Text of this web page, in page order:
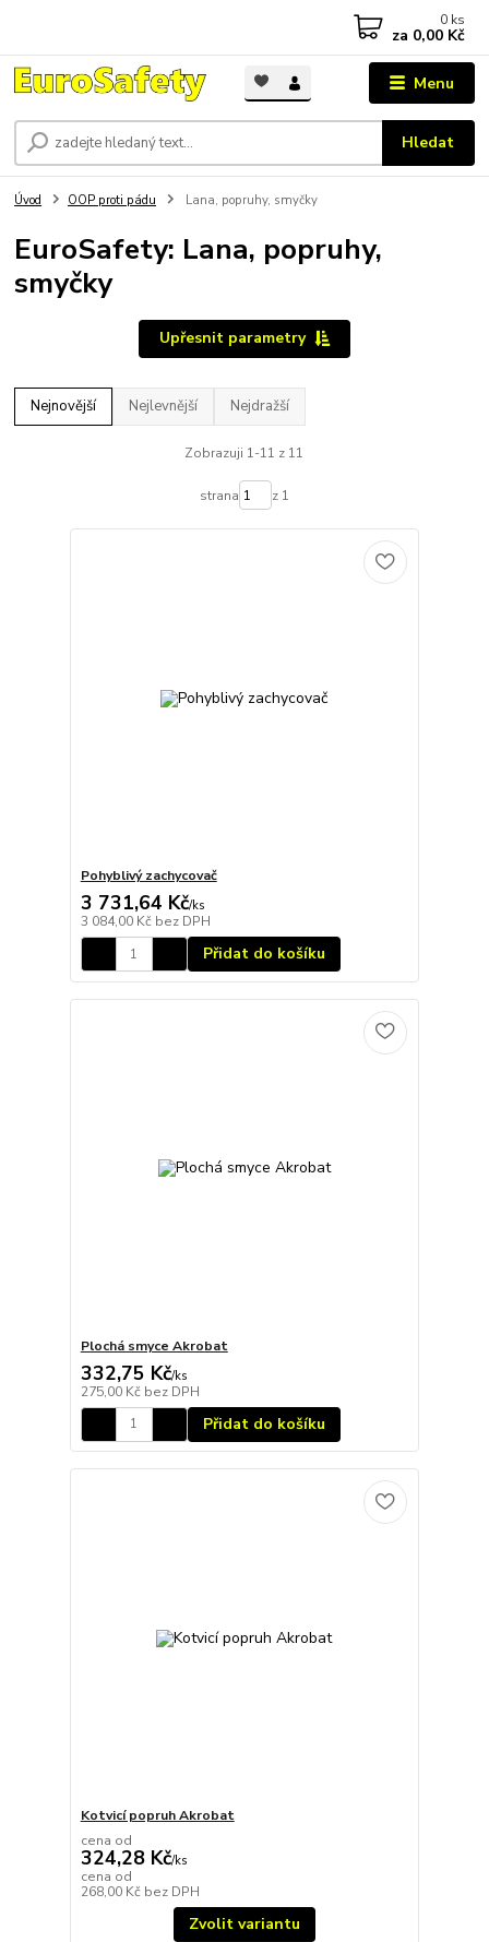
Menu
Hledat
0 ks
za 0,00 Kč
Úvod OOP proti pádu Lana, popruhy, smyčky
EuroSafety: Lana, popruhy,
smyčky
Upřesnit parametry
Nejnovější Nejlevnější Nejdražší
Zobrazuji 1-11 z 11
strana z 1
Pohyblivý zachycovač
3 731,64 Kč/ks
3 084,00 Kč bez DPH
Přidat do košíku
Plochá smyce Akrobat
332,75 Kč/ks
275,00 Kč bez DPH
Přidat do košíku
Kotvicí popruh Akrobat
cena od
324,28 Kč/ks
cena od
268,00 Kč bez DPH
Zvolit variantu